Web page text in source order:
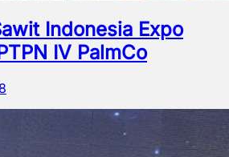
Indonesia Expo
IV PalmCo